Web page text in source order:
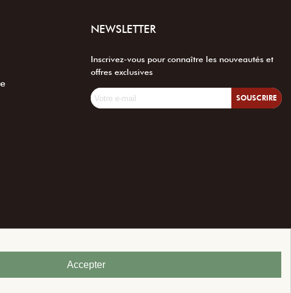
NEWSLETTER
Inscrivez-vous pour connaître les nouveautés et
offres exclusives
SOUSCRIRE
Accepter